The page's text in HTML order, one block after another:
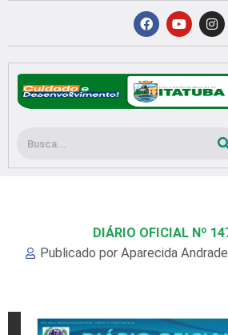
conteúdo
F
a
c
b
o
o
k
Y
o
u
u
b
e
I
n
s
a
g
r
a
Pesquisar
DIÁRIO OFICIAL Nº
Publicado por Aparecida Andrade